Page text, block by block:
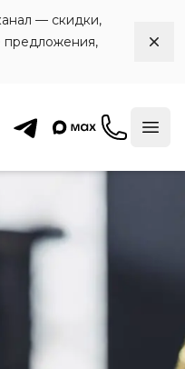
— скидки,
предложения,